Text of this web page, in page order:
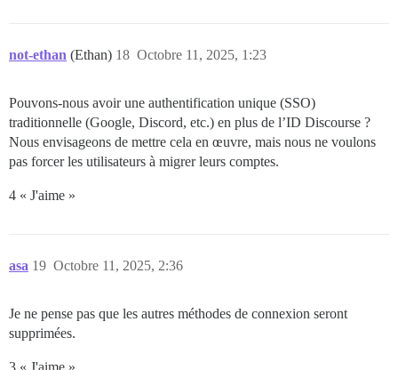
not-ethan (Ethan) Octobre 11, 2025, 1:23
18
Pouvons-nous avoir une authentification unique (SSO)
traditionnelle (Google, Discord, etc.) en plus de l’ID Discourse ?
Nous envisageons de mettre cela en œuvre, mais nous ne voulons
pas forcer les utilisateurs à migrer leurs comptes.
4 « J'aime »
asa Octobre 11, 2025, 2:36
19
Je ne pense pas que les autres méthodes de connexion seront
supprimées.
3 « J'aime »